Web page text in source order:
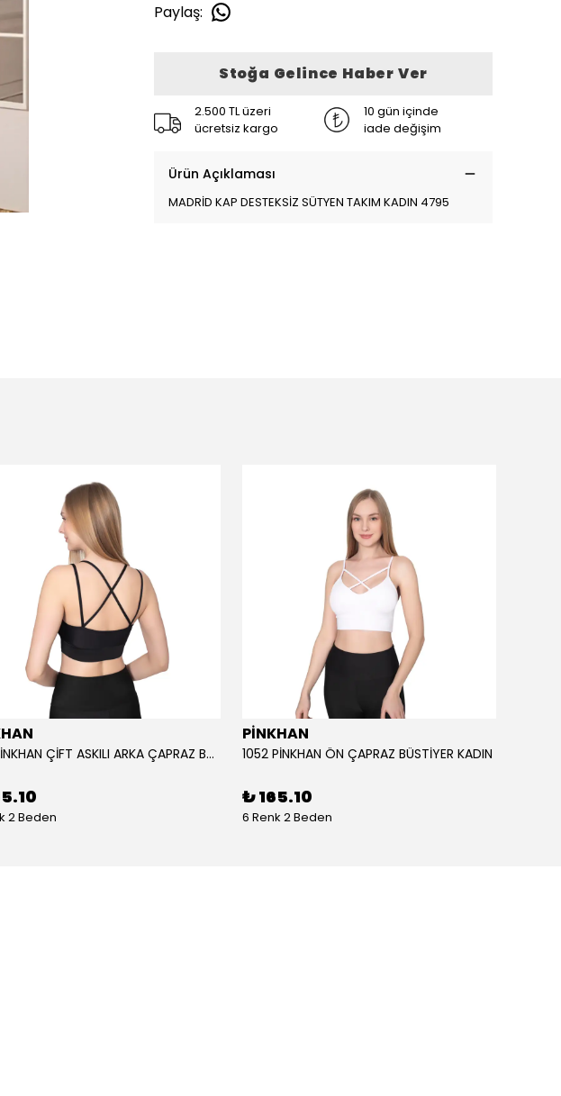
Paylaş:
Stoğa Gelince Haber Ver
2.500 TL üzeri
ücretsiz kargo
10 gün içinde
iade değişim
Ürün Açıklaması
MADRİD KAP DESTEKSİZ SÜTYEN TAKIM KADIN 4795
1051 PİNKHAN ÇİFT ASKILI ARKA ÇAPRAZ BÜSTİYER KADI
2 Beden
PİNKHAN
1052 PİNKHAN ÖN ÇAPRAZ BÜSTİYER KADIN
₺ 165.10
6 Renk 2 Beden